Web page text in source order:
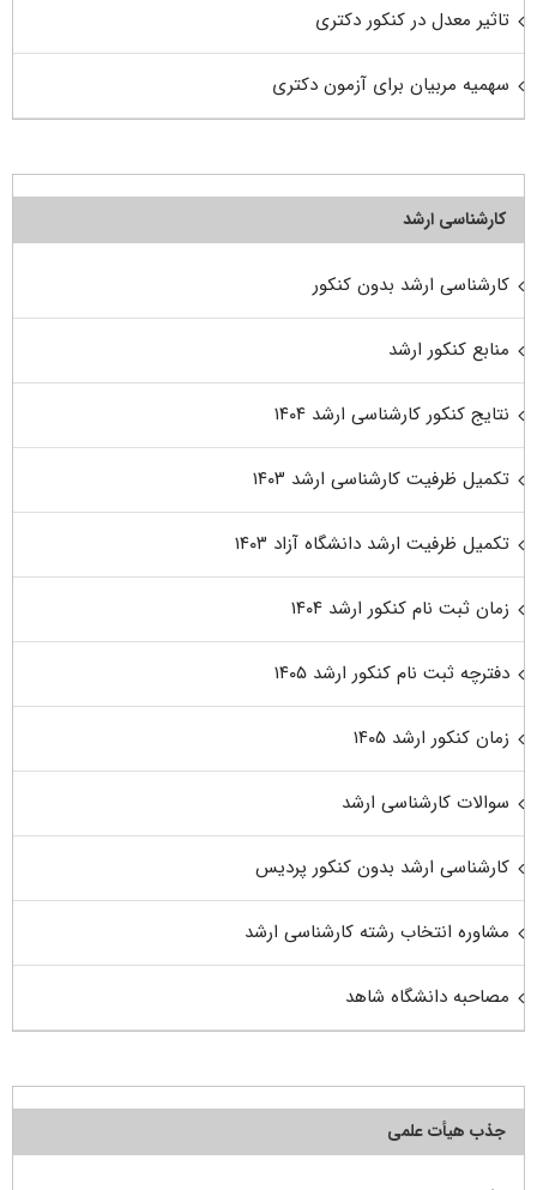
تاثیر معدل در کنکور دکتری
سهمیه مربیان برای آزمون دکتری
کارشناسی ارشد
کارشناسی ارشد بدون کنکور
منابع کنکور ارشد
نتایج کنکور کارشناسی ارشد ۱۴۰۴
تکمیل ظرفیت کارشناسی ارشد ۱۴۰۳
تکمیل ظرفیت ارشد دانشگاه آزاد ۱۴۰۳
زمان ثبت نام کنکور ارشد ۱۴۰۴
دفترچه ثبت نام کنکور ارشد ۱۴۰۵
زمان کنکور ارشد ۱۴۰۵
سوالات کارشناسی ارشد
کارشناسی ارشد بدون کنکور پردیس
مشاوره انتخاب رشته کارشناسی ارشد
مصاحبه دانشگاه شاهد
جذب هیأت علمی